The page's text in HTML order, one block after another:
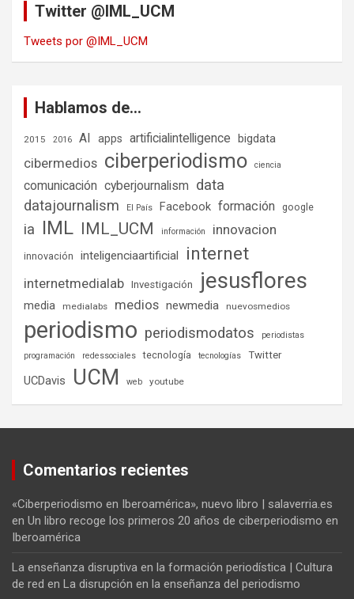
Twitter @IML_UCM
Tweets por @IML_UCM
Hablamos de…
2015 2016 AI apps artificialintelligence bigdata
cibermedios ciberperiodismo ciencia
comunicación cyberjournalism data
datajournalism El País Facebook formación google
ia IML IML_UCM información innovacion
innovación inteligenciaartificial internet
internetmedialab Investigación jesusflores
media medialabs medios newmedia nuevosmedios
periodismo periodismodatos
periodistas
programación
redessociales tecnología tecnologías Twitter
UCDavis UCM web youtube
Comentarios recientes
«Ciberperiodismo en Iberoamérica», nuevo libro | salaverria.es
en Un libro recoge los primeros 20 años de ciberperiodismo en
Iberoamérica
La enseñanza disruptiva en la formación periodística | Cultura
de red en La disrupción en la enseñanza del periodismo